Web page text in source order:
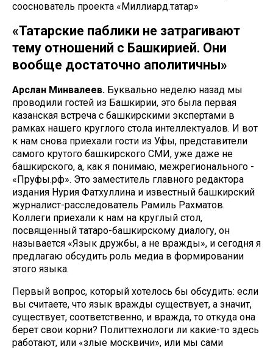
сооснователь проекта «Миллиард.татар»
«Татарские паблики не затрагивают
тему отношений с Башкирией. Они
вообще достаточно аполитичны»
Арслан Минвалеев. Буквально неделю назад мы
проводили гостей из Башкирии, это была первая
казанская встреча с башкирскими экспертами в
рамках нашего круглого стола интеллектуалов. И вот
к нам снова приехали гости из Уфы, представители
самого крутого башкирского СМИ, уже даже не
башкирского, а, как я понимаю, межрегионального -
«Пруфы.рф». Это заместитель главного редактора
издания Нурия Фатхуллина и известный башкирский
журналист-расследователь Рамиль Рахматов.
Коллеги приехали к нам на круглый стол,
посвященный татаро-башкирскому диалогу, он
называется «Язык дружбы, а не вражды», и сегодня я
предлагаю обсудить роль медиа в формировании
этого языка.
Первый вопрос, который хотелось бы обсудить: если
вы считаете, что язык вражды существует, а значит,
существует, соответственно, и вражда, то откуда она
берет свои корни? Политтехнологи ли какие-то здесь
работают, или «злые москвичи», или мы сами